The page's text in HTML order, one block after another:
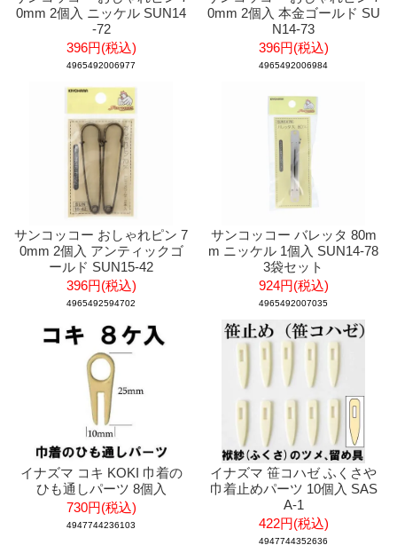
0mm 2個入 ニッケル SUN14
-72
396円(税込)
4965492006977
0mm 2個入 本金ゴールド SU
N14-73
396円(税込)
4965492006984
サンコッコー おしゃれピン 7
0mm 2個入 アンティックゴ
ールド SUN15-42
396円(税込)
4965492594702
サンコッコー バレッタ 80m
m ニッケル 1個入 SUN14-78
3袋セット
924円(税込)
4965492007035
イナズマ コキ KOKI 巾着の
ひも通しパーツ 8個入
730円(税込)
4947744236103
イナズマ 笹コハゼ ふくさや
巾着止めパーツ 10個入 SAS
A-1
422円(税込)
4947744352636